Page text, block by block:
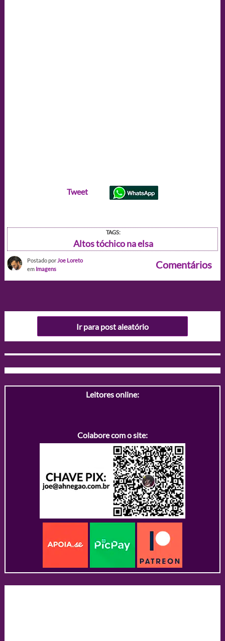
Tweet
TAGS:
Altos tóchico na elsa
Postado por Joe Loreto
em Imagens Comentários
Ir para post aleatório
Leitores online:
Colabore com o site: